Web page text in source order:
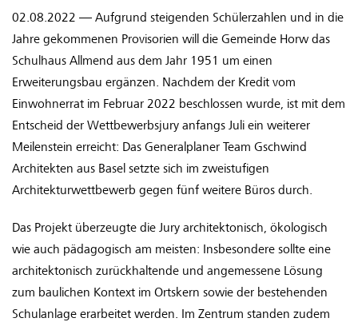
02.08.2022 — Aufgrund steigenden Schülerzahlen und in die
Jahre gekommenen Provisorien will die Gemeinde Horw das
Schulhaus Allmend aus dem Jahr 1951 um einen
Erweiterungsbau ergänzen. Nachdem der Kredit vom
Einwohnerrat im Februar 2022 beschlossen wurde, ist mit dem
Entscheid der Wettbewerbsjury anfangs Juli ein weiterer
Meilenstein erreicht: Das Generalplaner Team Gschwind
Architekten aus Basel setzte sich im zweistufigen
Architekturwettbewerb gegen fünf weitere Büros durch.
Das Projekt überzeugte die Jury architektonisch, ökologisch
wie auch pädagogisch am meisten: Insbesondere sollte eine
architektonisch zurückhaltende und angemessene Lösung
zum baulichen Kontext im Ortskern sowie der bestehenden
Schulanlage erarbeitet werden. Im Zentrum standen zudem